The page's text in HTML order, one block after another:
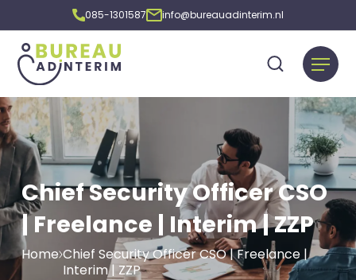
085-1301587 info@bureauadinterim.nl
Chief Security Officer CSO
| Freelance | Interim | ZZP
Home Chief Security Officer CSO | Freelance |
Interim | ZZP